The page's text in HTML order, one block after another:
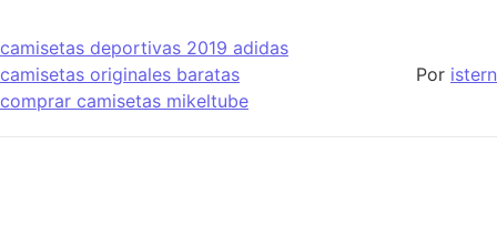
camisetas deportivas 2019 adidas
camisetas originales baratas
comprar camisetas mikeltube
Por istern